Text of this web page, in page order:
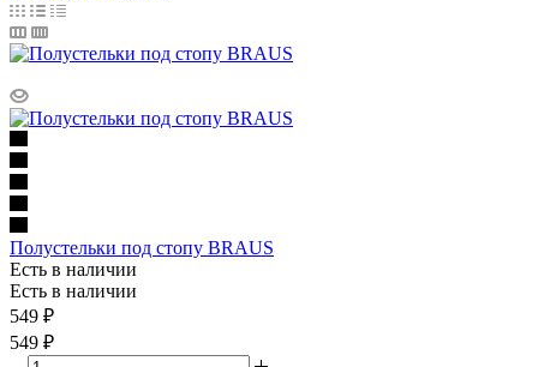
Полустельки под стопу BRAUS
Есть в наличии
Есть в наличии
549 ₽
549 ₽